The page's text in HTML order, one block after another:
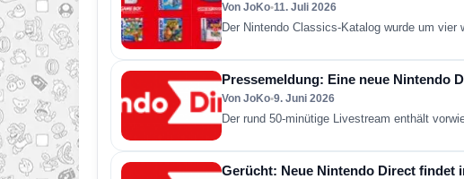
Von JoKo•11. Juli 2026
Der Nintendo Classics-Katalog wurde um
Pressemeldung: Eine neue Nintendo
Von JoKo•9. Juni 2026
Der rund 50-minütige Livestream enthält
Gerücht: Neue Nintendo Direct findet